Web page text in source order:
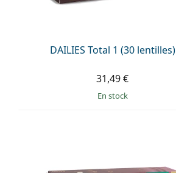
DAILIES Total 1 (30 lentilles)
31,49 €
en stock